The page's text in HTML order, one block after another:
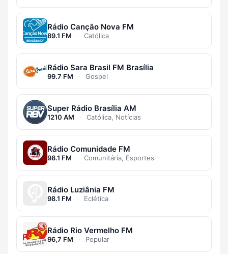
Rádio Canção Nova FM
89.1 FM · Católica
Rádio Sara Brasil FM Brasília
99.7 FM · Gospel
Super Rádio Brasília AM
1210 AM · Católica, Notícias
Rádio Comunidade FM
98.1 FM · Comunitária, Esportes
Rádio Luziânia FM
98.1 FM · Eclética
Rádio Rio Vermelho FM
96,7 FM · Popular